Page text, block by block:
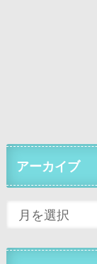
アーカイブ